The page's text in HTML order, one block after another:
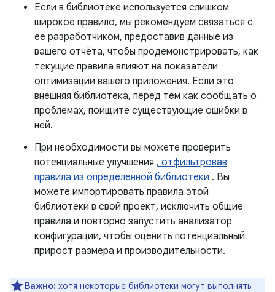
Если в библиотеке используется слишком
широкое правило, мы рекомендуем связаться с
её разработчиком, предоставив данные из
вашего отчёта, чтобы продемонстрировать, как
текущие правила влияют на показатели
оптимизации вашего приложения. Если это
внешняя библиотека, перед тем как сообщать о
проблемах, поищите существующие ошибки в
ней.
При необходимости вы можете проверить
потенциальные улучшения , отфильтровав
правила из определенной библиотеки . Вы
можете импортировать правила этой
библиотеки в свой проект, исключить общие
правила и повторно запустить анализатор
конфигурации, чтобы оценить потенциальный
прирост размера и производительности.
Важно: хотя некоторые библиотеки могут выполнять